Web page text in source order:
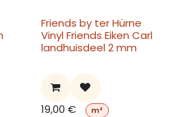
Friends by ter Hürne
Vinyl Friends Eiken Carl
landhuisdeel 2 mm
19,00 € m²